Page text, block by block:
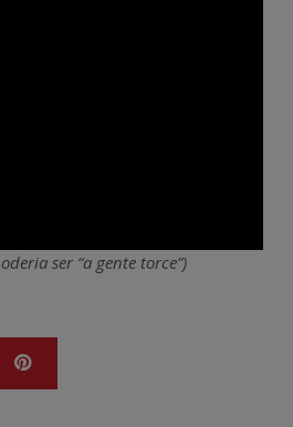
ser “a gente torce”)